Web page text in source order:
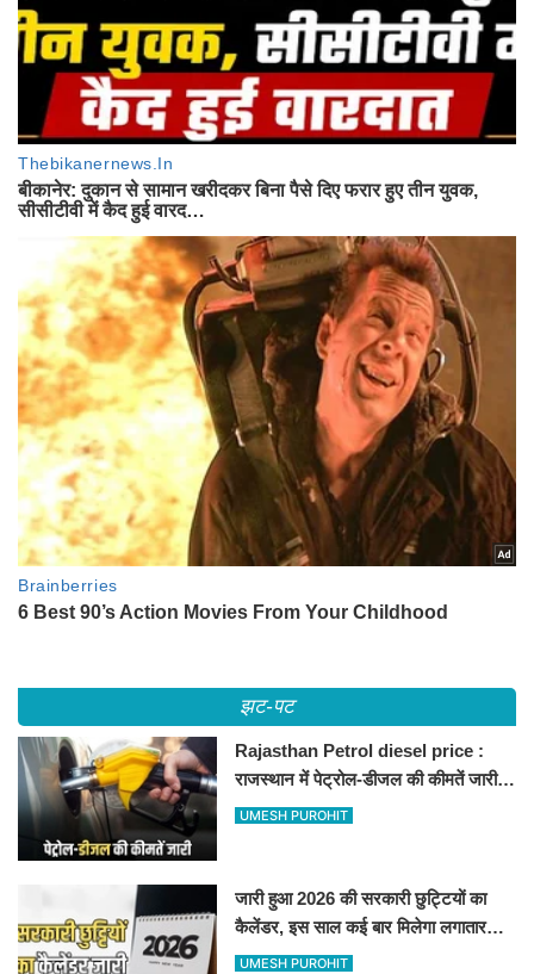
झट-पट
Rajasthan Petrol diesel price :
राजस्थान में पेट्रोल-डीजल की कीमतें जारी,
जानिए बीकानेर समेत पुरे प्रदेश में नए रेट
UMESH PUROHIT
जारी हुआ 2026 की सरकारी छुट्टियों का
कैलेंडर, इस साल कई बार मिलेगा लगातार
अवकाश, देखें
UMESH PUROHIT